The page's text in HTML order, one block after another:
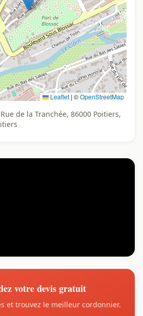
Leaflet | ©OpenStreetMap
de la Tranchée, 86000 Poitiers,
votre devis gratuit
et trouvez le meilleur cordonnier.